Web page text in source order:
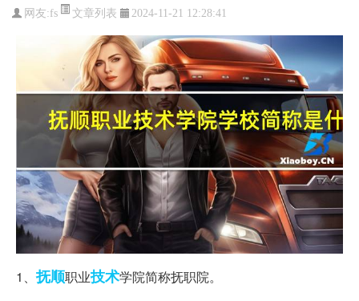
网友:fs 文章列表 2024-11-21 12:28:41
1、抚顺职业技术学院简称抚职院。